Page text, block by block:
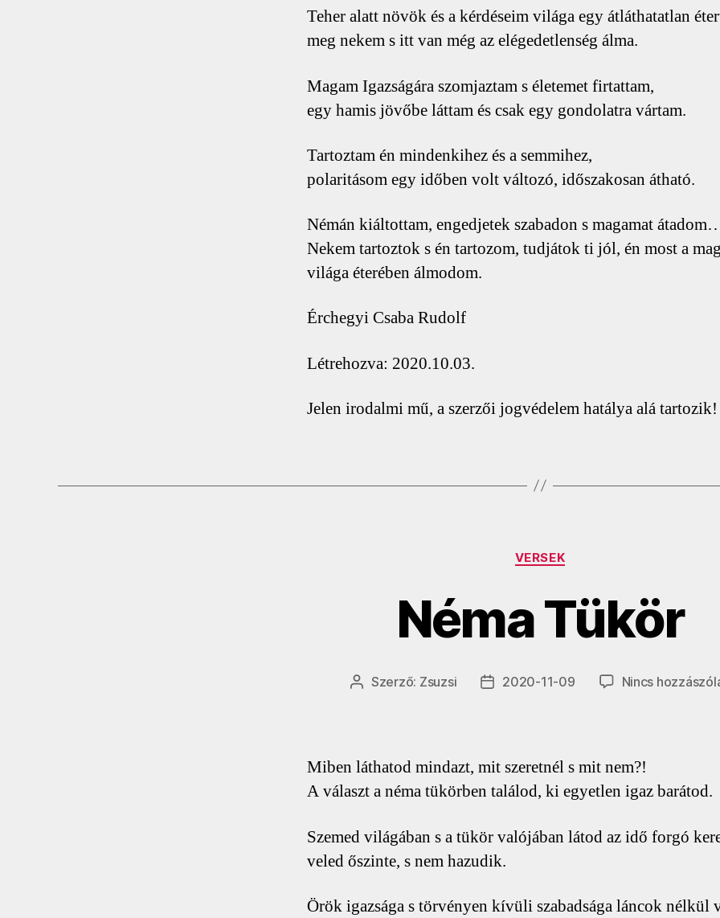
Teher alatt növök és a kérdéseim világa egy átláthatatlan
meg nekem s itt van még az elégedetlenség álma.
Magam Igazságára szomjaztam s életemet firtattam,
egy hamis jövőbe láttam és csak egy gondolatra vártam.
Tartoztam én mindenkihez és a semmihez,
polaritásom egy időben volt változó, időszakosan átható.
Némán kiáltottam, engedjetek szabadon s magamat
Nekem tartoztok s én tartozom, tudjátok ti jól, én most a
világa éterében álmodom.
Érchegyi Csaba Rudolf
Létrehozva: 2020.10.03.
Jelen irodalmi mű, a szerzői jogvédelem hatálya alá tartozik!
Kategóriák
VERSEK
Néma Tükör
Bejegyzés
Szerző: Zsuzsi
Bejegyzés
2020-11-09 Nincs
Miben láthatod mindazt, mit szeretnél s mit nem?!
A választ a néma tükörben találod, ki egyetlen igaz barátod.
Szemed világában s a tükör valójában látod az idő forgó
veled őszinte, s nem hazudik.
Örök igazsága s törvényen kívüli szabadsága láncok nélkül